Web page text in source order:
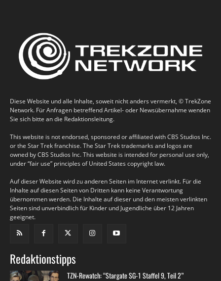
Diese Website und alle Inhalte, soweit nicht anders vermerkt, © TrekZone
Network. Für Anfragen betreffend Artikel- oder Newsübernahme wenden
Sie sich bitte an die Redaktionsleitung.
This website is not endorsed, sponsored or affiliated with CBS Studios Inc.
or the Star Trek franchise. The Star Trek trademarks and logos are
owned by CBS Studios Inc. This website is intended for personal use only,
under “fair use” principles of United States copyright law.
Auf dieser Website wird zu anderen Seiten im Internet verlinkt. Für die
Inhalte auf diesen Seiten von Dritten kann keine Verantwortung
übernommen werden. Die Inhalte auf dieser und den meisten verlinkten
Seiten sind unverbindlich für Kinder und Jugendliche über 12 Jahren
geeignet.
Redaktionstipps
TZN-Rewatch: “Stargate SG-1 Staffel 9, Teil 2”